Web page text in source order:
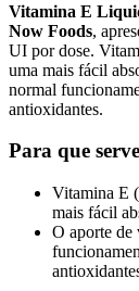
Vitamina E
Now Foods,
UI por dose.
uma mais fácil
normal
antioxidantes.
Para que serve
Vitamina E
mais fácil
O aporte de